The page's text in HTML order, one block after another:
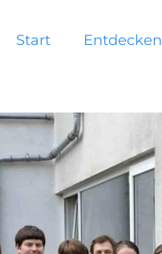
Start Entdecken